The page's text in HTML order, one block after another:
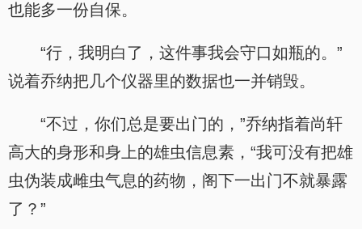
也能多一份自保。
“行，我明白了，这件事我会守口如瓶的。”
说着乔纳把几个仪器里的数据也一并销毁。
“不过，你们总是要出门的，”乔纳指着尚轩
高大的身形和身上的雄虫信息素，“我可没有把雄
虫伪装成雌虫气息的药物，阁下一出门不就暴露
了？”